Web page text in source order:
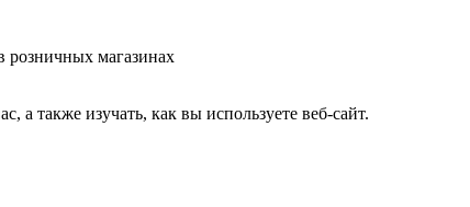
розничных магазинах
также изучать, как вы используете веб-сайт.